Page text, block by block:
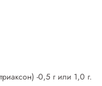
-0,5 г или 1,0 г.